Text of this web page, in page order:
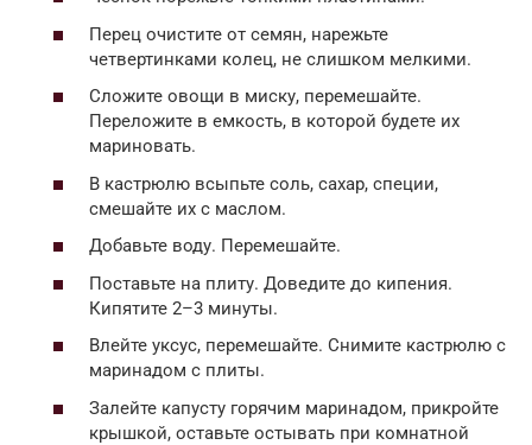
Перец очистите от семян, нарежьте
четвертинками колец, не слишком мелкими.
Сложите овощи в миску, перемешайте.
Переложите в емкость, в которой будете их
мариновать.
В кастрюлю всыпьте соль, сахар, специи,
смешайте их с маслом.
Добавьте воду. Перемешайте.
Поставьте на плиту. Доведите до кипения.
Кипятите 2–3 минуты.
Влейте уксус, перемешайте. Снимите кастрюлю с
маринадом с плиты.
Залейте капусту горячим маринадом, прикройте
крышкой, оставьте остывать при комнатной